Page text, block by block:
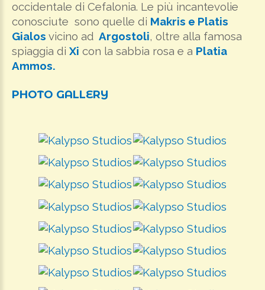
occidentale di Cefalonia. Le più incantevolie
conosciute sono quelle di Makris e Platis
Gialos vicino ad Argostoli, oltre alla famosa
spiaggia di Xi con la sabbia rosa e a Platia
Ammos.
PHOTO GALLERY